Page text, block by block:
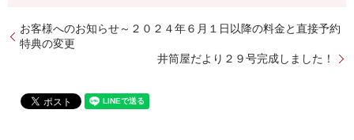
お客様へのお知らせ～２０２４年６月１日以降の料金と直接予約
特典の変更
井筒屋だより２９号完成しました！